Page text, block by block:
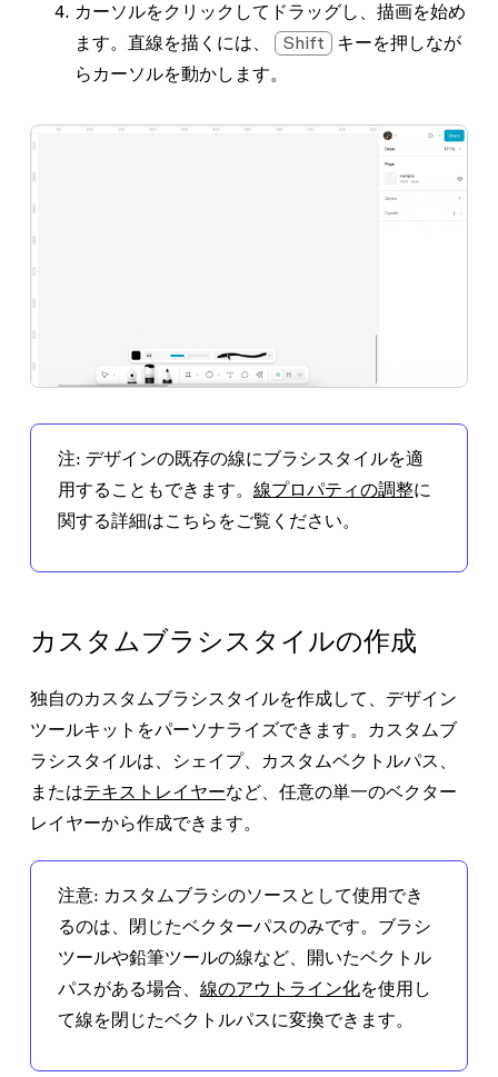
カーソルをクリックしてドラッグし、描画を始め
ます。直線を描くには、
Shift
キーを押しなが
らカーソルを動かします。
注: デザインの既存の線にブラシスタイルを適
用することもできます。 線プロパティの調整に
関する詳細はこちらをご覧ください。
カスタムブラシスタイルの作成
独自のカスタムブラシスタイルを作成して、デザイン
ツールキットをパーソナライズできます。カスタムブ
ラシスタイルは、シェイプ、カスタムベクトルパス、
またはテキストレイヤーなど、任意の単一のベクター
レイヤーから作成できます。
注意: カスタムブラシのソースとして使用でき
るのは、閉じたベクターパスのみです。ブラシ
ツールや鉛筆ツールの線など、開いたベクトル
パスがある場合、 線のアウトライン化を使用し
て線を閉じたベクトルパスに変換できます。